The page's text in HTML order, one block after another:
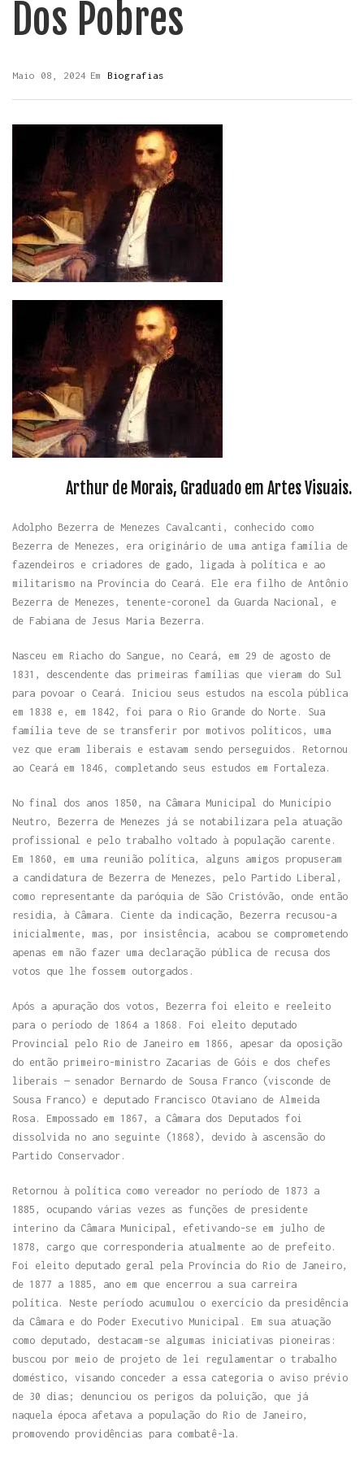
Dos Pobres
Em Biografias
Maio 08, 2024
Arthur de Morais, Graduado em Artes Visuais.
Adolpho Bezerra de Menezes Cavalcanti, conhecido como
Bezerra de Menezes, era originário de uma antiga família de
fazendeiros e criadores de gado, ligada à política e ao
militarismo na Província do Ceará. Ele era filho de Antônio
Bezerra de Menezes, tenente-coronel da Guarda Nacional, e
de Fabiana de Jesus Maria Bezerra.
Nasceu em Riacho do Sangue, no Ceará, em 29 de agosto de
1831, descendente das primeiras famílias que vieram do Sul
para povoar o Ceará. Iniciou seus estudos na escola pública
em 1838 e, em 1842, foi para o Rio Grande do Norte. Sua
família teve de se transferir por motivos políticos, uma
vez que eram liberais e estavam sendo perseguidos. Retornou
ao Ceará em 1846, completando seus estudos em Fortaleza.
No final dos anos 1850, na Câmara Municipal do Município
Neutro, Bezerra de Menezes já se notabilizara pela atuação
profissional e pelo trabalho voltado à população carente.
Em 1860, em uma reunião política, alguns amigos propuseram
a candidatura de Bezerra de Menezes, pelo Partido Liberal,
como representante da paróquia de São Cristóvão, onde então
residia, à Câmara. Ciente da indicação, Bezerra recusou-a
inicialmente, mas, por insistência, acabou se comprometendo
apenas em não fazer uma declaração pública de recusa dos
votos que lhe fossem outorgados.
Após a apuração dos votos, Bezerra foi eleito e reeleito
para o período de 1864 a 1868. Foi eleito deputado
Provincial pelo Rio de Janeiro em 1866, apesar da oposição
do então primeiro-ministro Zacarias de Góis e dos chefes
liberais — senador Bernardo de Sousa Franco (visconde de
Sousa Franco) e deputado Francisco Otaviano de Almeida
Rosa. Empossado em 1867, a Câmara dos Deputados foi
dissolvida no ano seguinte (1868), devido à ascensão do
Partido Conservador.
Retornou à política como vereador no período de 1873 a
1885, ocupando várias vezes as funções de presidente
interino da Câmara Municipal, efetivando-se em julho de
1878, cargo que corresponderia atualmente ao de prefeito.
Foi eleito deputado geral pela Província do Rio de Janeiro,
de 1877 a 1885, ano em que encerrou a sua carreira
política. Neste período acumulou o exercício da presidência
da Câmara e do Poder Executivo Municipal. Em sua atuação
como deputado, destacam-se algumas iniciativas pioneiras:
buscou por meio de projeto de lei regulamentar o trabalho
doméstico, visando conceder a essa categoria o aviso prévio
de 30 dias; denunciou os perigos da poluição, que já
naquela época afetava a população do Rio de Janeiro,
promovendo providências para combatê-la.